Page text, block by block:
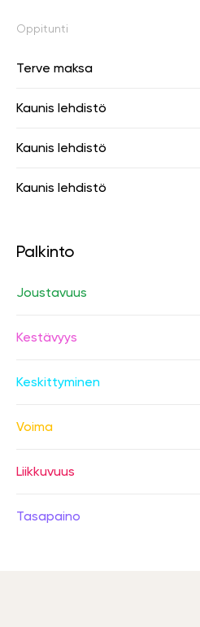
Oppitunti
Terve maksa
Kaunis lehdistö
Kaunis lehdistö
Kaunis lehdistö
Palkinto
Joustavuus
Kestävyys
Keskittyminen
Voima
Liikkuvuus
Tasapaino